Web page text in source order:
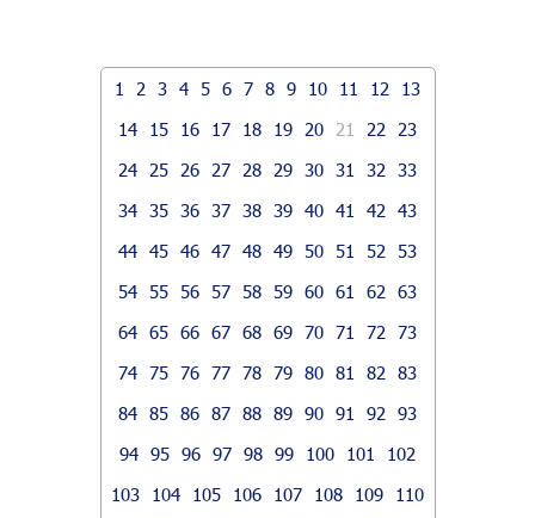
1 2 3 4 5 6 7 8 9 10 11 12
13
14
15 16 17 18 19 20 21 22
23
24
25 26 27 28 29 30 31 32
33
34 35 36 37 38 39 40 41 42
43
44 45 46 47 48 49 50 51 52
53
54 55 56 57 58 59 60 61 62
63
64 65 66 67 68 69 70 71 72
73
74 75 76 77 78 79 80 81 82
83
84 85 86 87 88 89 90 91 92
93
94 95 96 97 98 99 100 101
102
103
104 105 106 107 108 109
110